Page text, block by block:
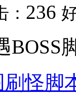
： 236
BOSS
怪脚